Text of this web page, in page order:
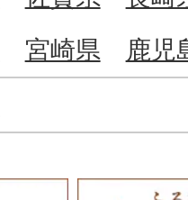
宮崎県
鹿児